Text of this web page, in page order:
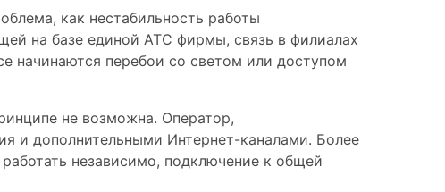
как нестабильность работы
на базе единой АТС фирмы, связь в филиалах
начинаются перебои со светом или доступом
не возможна. Оператор,
и дополнительными Интернет-каналами. Более
независимо, подключение к общей